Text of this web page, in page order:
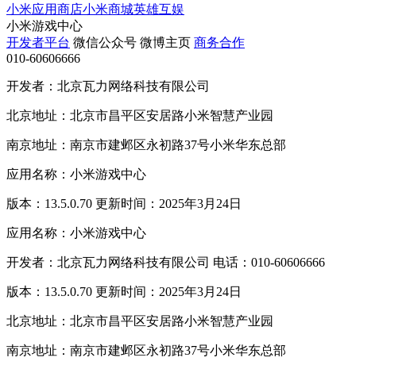
小米应用商店小米商城英雄互娱
小米游戏中心
开发者平台 微信公众号 微博主页 商务合作
010-60606666
开发者：北京瓦力网络科技有限公司
北京地址：北京市昌平区安居路小米智慧产业园
南京地址：南京市建邺区永初路37号小米华东总部
应用名称：小米游戏中心
版本：13.5.0.70 更新时间：2025年3月24日
应用名称：小米游戏中心
开发者：北京瓦力网络科技有限公司 电话：010-60606666
版本：13.5.0.70 更新时间：2025年3月24日
北京地址：北京市昌平区安居路小米智慧产业园
南京地址：南京市建邺区永初路37号小米华东总部